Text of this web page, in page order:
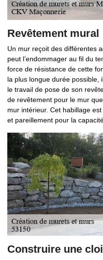
Revêtement mural
Un mur reçoit des différentes
peut l’endommager au fil du
force de résistance de cette
la plus longue durée possible,
le travail de pose de son
de revêtement pour le mur
mur intérieur. Cet habillage
et pareillement pour la
Construire une